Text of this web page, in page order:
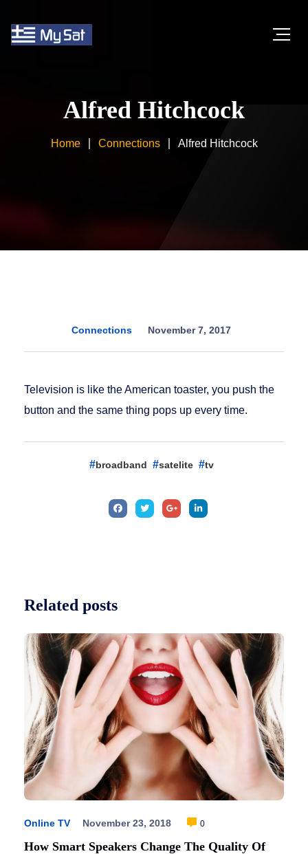
Alfred Hitchcock
Home Connections Alfred Hitchcock
Connections November 7, 2017
Television is like the American toaster, you push the
button and the same thing pops up every time.
broadband satelite tv
Related posts
Online TV November 23, 2018 0
How Smart Speakers Change The Quality Of